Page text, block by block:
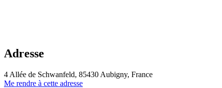
Adresse
4 Allée de Schwanfeld, 85430 Aubigny, France
Me rendre à cette adresse